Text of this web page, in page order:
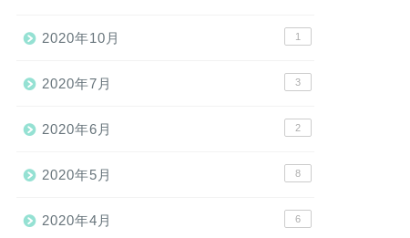
2020年10月 1
2020年7月 3
2020年6月 2
2020年5月 8
2020年4月 6